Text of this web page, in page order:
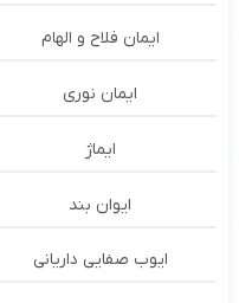
ایمان فلاح و الهام
ایمان نوری
ایماژ
ایوان بند
ایوب صفایی داریانی